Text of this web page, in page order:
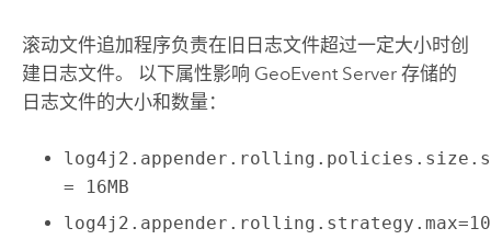
滚动文件追加程序负责在旧日志文件超过一定大小时创
建日志文件。 以下属性影响 GeoEvent Server存储的
日志文件的大小和数量：
= 16MB
log4j2.appender.rolling.strategy.max=10